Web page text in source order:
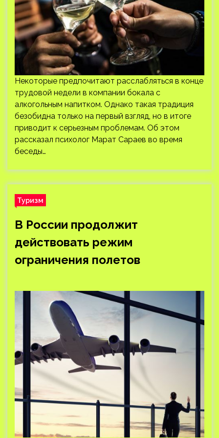
Некоторые предпочитают расслабляться в конце
трудовой недели в компании бокала с
алкогольным напитком. Однако такая традиция
безобидна только на первый взгляд, но в итоге
приводит к серьезным проблемам. Об этом
рассказал психолог Марат Сараев во время
беседы…
Туризм
В России продолжит
действовать режим
ограничения полетов